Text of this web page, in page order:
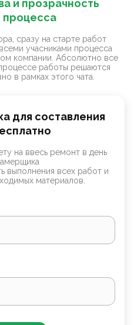
и прозрачность
процесса
сразу на старте работ
учасниками процесса
компании. Абсолютно все
работы решаются
в рамках этого чата.
для составления
на ввесь ремонт в день
выполнения всех работ и
материалов.